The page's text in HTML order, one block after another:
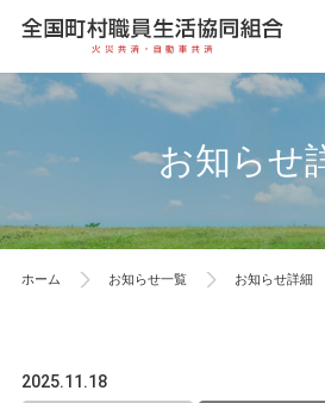
お知らせ
ホーム お知らせ一覧 お知らせ詳細
2025.11.18